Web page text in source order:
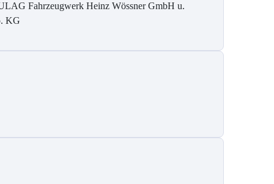
Fahrzeugwerk Heinz Wössner GmbH u.
KG